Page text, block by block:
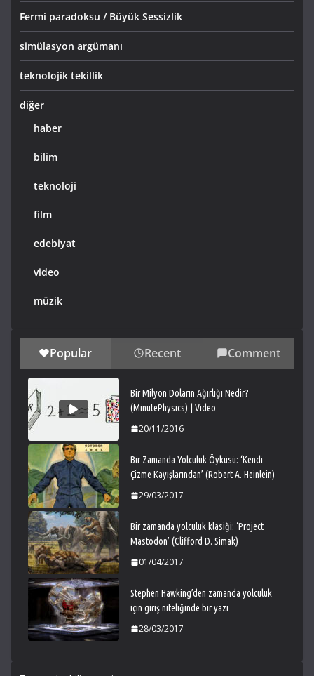
Fermi paradoksu / Büyük Sessizlik
simülasyon argümanı
teknolojik tekillik
diğer
haber
bilim
teknoloji
film
edebiyat
video
müzik
Popular Recent Comment
Bir Milyon Doların Ağırlığı Nedir?
(MinutePhysics) | Video
20/11/2016
Bir Zamanda Yolculuk Öyküsü: ‘Kendi
Çizme Kayışlarından’ (Robert A. Heinlein)
29/03/2017
Bir zamanda yolculuk klasiği: ‘Project
Mastodon’ (Clifford D. Simak)
01/04/2017
Stephen Hawking’den zamanda yolculuk
için giriş niteliğinde bir yazı
28/03/2017